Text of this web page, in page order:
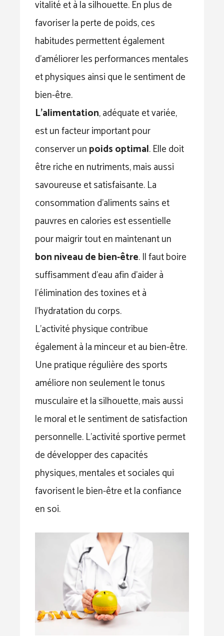
vitalité et à la silhouette. En plus de
favoriser la perte de poids, ces
habitudes permettent également
d’améliorer les performances mentales
et physiques ainsi que le sentiment de
bien-être.
L’alimentation, adéquate et variée,
est un facteur important pour
conserver unpoids optimal. Elle doit
être riche en nutriments, mais aussi
savoureuse et satisfaisante. La
consommation d’aliments sains et
pauvres en calories est essentielle
pour maigrir tout en maintenant un
bon niveau de bien-être. Il faut boire
suffisamment d’eau afin d’aider à
l’élimination des toxines et à
l’hydratation du corps.
L’activité physique contribue
également à la minceur et au bien-être.
Une pratique régulière des sports
améliore non seulement le tonus
musculaire et la silhouette, mais aussi
le moral et le sentiment de satisfaction
personnelle. L’activité sportive permet
de développer des capacités
physiques, mentales et sociales qui
favorisent le bien-être et la confiance
en soi.